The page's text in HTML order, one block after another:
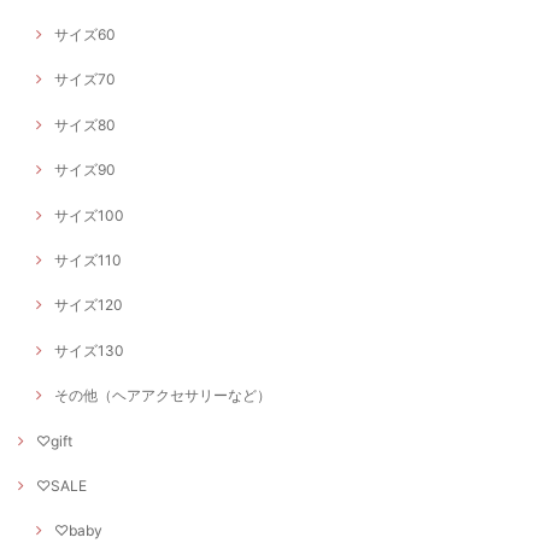
サイズ60
サイズ70
サイズ80
サイズ90
サイズ100
サイズ110
サイズ120
サイズ130
その他（ヘアアクセサリーなど）
♡gift
♡SALE
♡baby